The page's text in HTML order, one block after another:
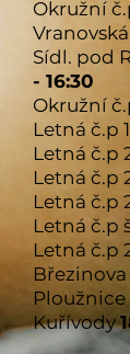
Okružní
Sídl. pod
- 16:30
Okružní
Letná č.p
Letná č.p
Letná č.p
Letná č.p
Letná č.p
Letná č.p
Březinova
Ploužnice
Kuřívody